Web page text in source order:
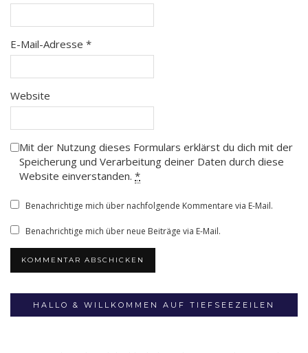
E-Mail-Adresse *
Website
Mit der Nutzung dieses Formulars erklärst du dich mit der
Speicherung und Verarbeitung deiner Daten durch diese
Website einverstanden. *
Benachrichtige mich über nachfolgende Kommentare via E-Mail.
Benachrichtige mich über neue Beiträge via E-Mail.
HALLO & WILLKOMMEN AUF TIEFSEEZEILEN